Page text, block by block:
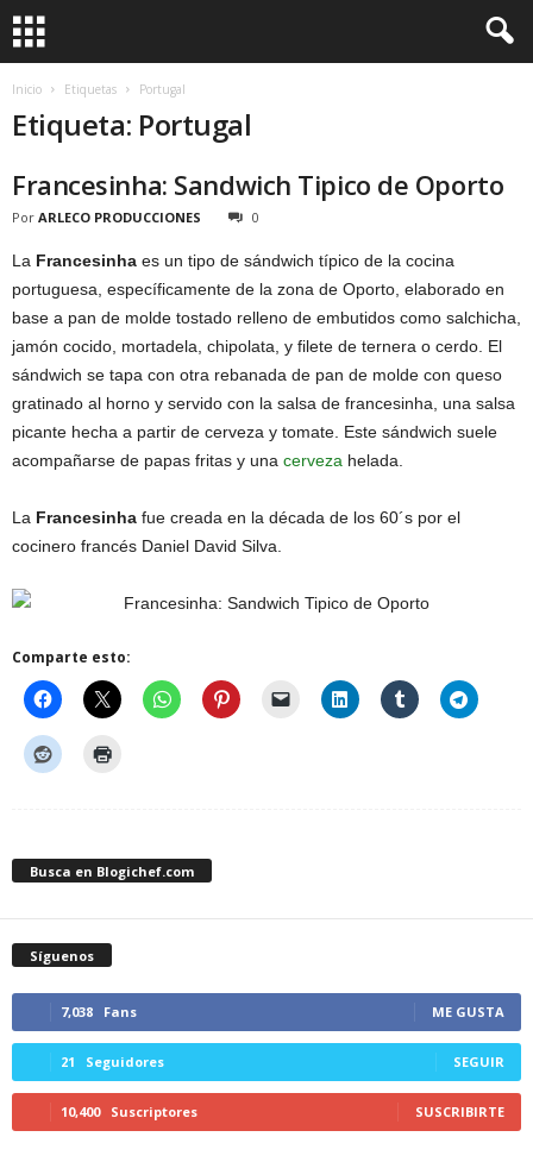
Inicio Etiquetas Portugal
Etiqueta: Portugal
Francesinha: Sandwich Tipico de Oporto
Por ARLECO PRODUCCIONES 0
La Francesinha es un tipo de sándwich típico de la cocina
portuguesa, específicamente de la zona de Oporto, elaborado en
base a pan de molde tostado relleno de embutidos como salchicha,
jamón cocido, mortadela, chipolata, y filete de ternera o cerdo. El
sándwich se tapa con otra rebanada de pan de molde con queso
gratinado al horno y servido con la salsa de francesinha, una salsa
picante hecha a partir de cerveza y tomate. Este sándwich suele
acompañarse de papas fritas y una cerveza helada.
La Francesinha fue creada en la década de los 60´s por el
cocinero francés Daniel David Silva.
Comparte esto:
Busca en Blogichef.com
Síguenos
7,038 Fans ME GUSTA
21 Seguidores SEGUIR
10,400 Suscriptores SUSCRIBIRTE